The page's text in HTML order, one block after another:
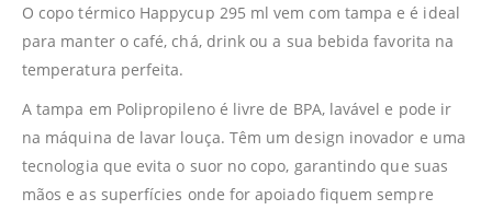
O copo térmico Happycup 295 ml vem com tampa e é ideal
para manter o café, chá, drink ou a sua bebida favorita na
temperatura perfeita.
A tampa em Polipropileno é livre de BPA, lavável e pode ir
na máquina de lavar louça. Têm um design inovador e uma
tecnologia que evita o suor no copo, garantindo que suas
mãos e as superfícies onde for apoiado fiquem sempre